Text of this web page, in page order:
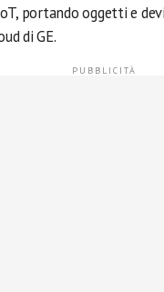
portando oggetti e
di GE.